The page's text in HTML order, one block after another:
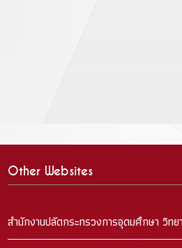
Other Websites
สำนักงานปลัดกระทรวงการอุดมศึกษา วิท